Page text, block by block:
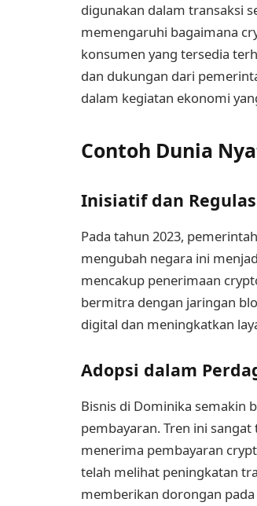
digunakan dalam transaksi
memengaruhi bagaimana
konsumen yang tersedia
dan dukungan dari
dalam kegiatan ekonomi
Contoh Dunia
Inisiatif dan
Pada tahun 2023,
mengubah negara ini
mencakup penerimaan
bermitra dengan jaringan
digital dan meningkatkan
Adopsi dalam
Bisnis di Dominika semakin
pembayaran. Tren ini
menerima pembayaran
telah melihat peningkatan
memberikan dorongan